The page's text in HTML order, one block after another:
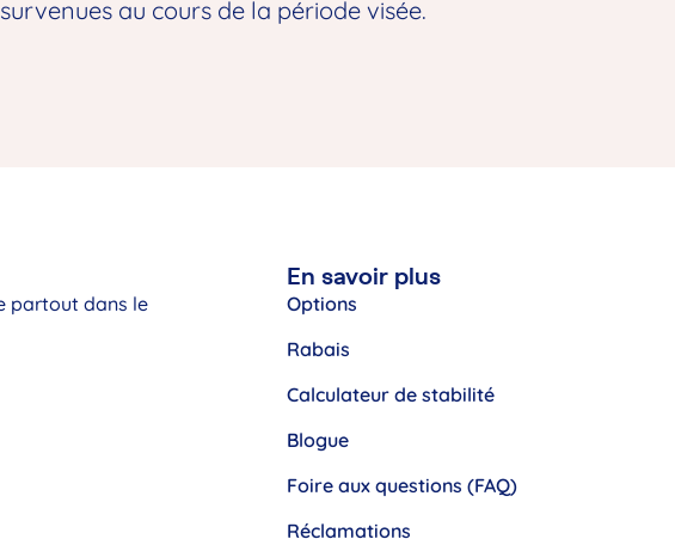
au cours de la période visée.
partout dans le
En savoir plus
Options
Rabais
Calculateur de stabilité
Blogue
Foire aux questions (FAQ)
Réclamations